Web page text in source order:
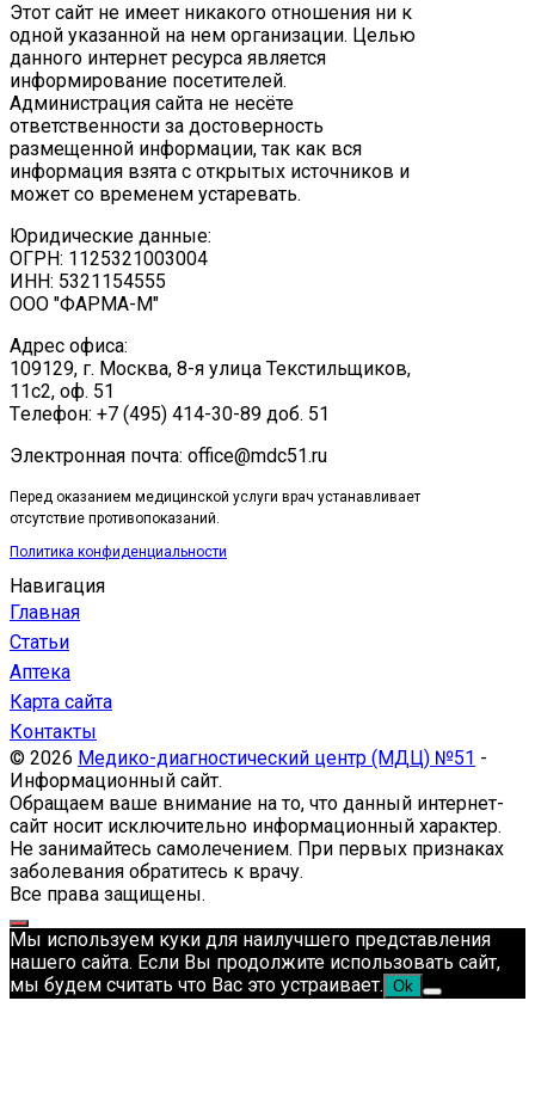
Этот сайт не имеет никакого отношения ни к
одной указанной на нем организации. Целью
данного интернет ресурса является
информирование посетителей.
Администрация сайта не несёте
ответственности за достоверность
размещенной информации, так как вся
информация взята с открытых источников и
может со временем устаревать.
Юридические данные:
ОГРН: 1125321003004
ИНН: 5321154555
ООО "ФАРМА-М"
Адрес офиса:
109129, г. Москва, ​8-я улица Текстильщиков,
11с2, оф. 51
Tелефон: +7 (495) 414-30-89 доб. 51
Электронная почта: office@mdc51.ru
Перед оказанием медицинской услуги врач устанавливает
отсутствие противопоказаний.
Политика конфиденциальности
Навигация
Главная
Статьи
Аптека
Карта сайта
Контакты
© 2026 Медико-диагностический центр (МДЦ) №51 -
Информационный сайт.
Обращаем ваше внимание на то, что данный интернет-
сайт носит исключительно информационный характер.
Не занимайтесь самолечением. При первых признаках
заболевания обратитесь к врачу.
Все права защищены.
Мы используем куки для наилучшего представления
нашего сайта. Если Вы продолжите использовать сайт,
мы будем считать что Вас это устраивает. Ok